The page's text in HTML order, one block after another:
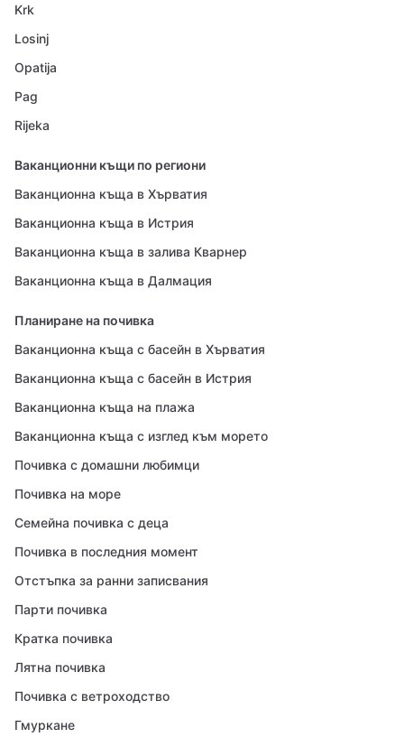
Krk
Losinj
Opatija
Pag
Rijeka
Ваканционни къщи по региони
Ваканционна къща в Хърватия
Ваканционна къща в Истрия
Ваканционна къща в залива Кварнер
Ваканционна къща в Далмация
Планиране на почивка
Ваканционна къща с басейн в Хърватия
Ваканционна къща с басейн в Истрия
Ваканционна къща на плажа
Ваканционна къща с изглед към морето
Почивка с домашни любимци
Почивка на море
Семейна почивка с деца
Почивка в последния момент
Отстъпка за ранни записвания
Парти почивка
Кратка почивка
Лятна почивка
Почивка с ветроходство
Гмуркане